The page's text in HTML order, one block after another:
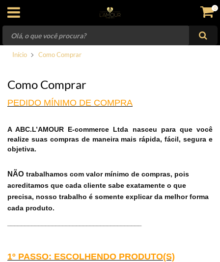
0
ENTRAR
VIBRADORES
COSMÉTICOS
MODA SENSUAL
ACESSÓRIOS
Início Como Comprar
Como Comprar
PEDIDO MÍNIMO DE COMPRA
A ABC.L’AMOUR E-commerce Ltda nasceu para que você
realize suas compras de maneira mais rápida, fácil, segura e
objetiva.
NÃO trabalhamos com valor mínimo de compras, pois
acreditamos que cada cliente sabe exatamente o que
precisa, nosso trabalho é somente explicar da melhor forma
cada produto.
1º PASSO: ESCOLHENDO PRODUTO(S)
Informações ×
Formas de Pagamento
Site Seguro- Compre com Segurança
Entrega